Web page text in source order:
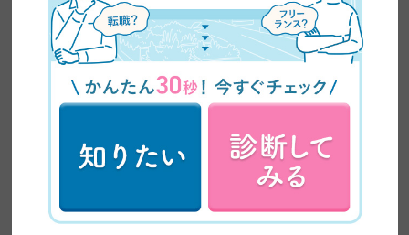
自主制作のイラストを「イラストAC」や「PIXTA」などの画像サ
イトに投稿し、ダウンロードされた件数に応じて報酬を得ている
イラストレーターもいます。
有料イラストを販売できるサイトであれば1枚数千円で販売で
き、無料イラストを掲載するサイトではダウンロード1件につき
約5円の報酬を受け取ることができます。
一度掲載してしまえば後は不労所得的に収入が発生する点は、十
参考：イラスト副業で稼ぐ【イラストAC】6ヶ月の収入を公開！